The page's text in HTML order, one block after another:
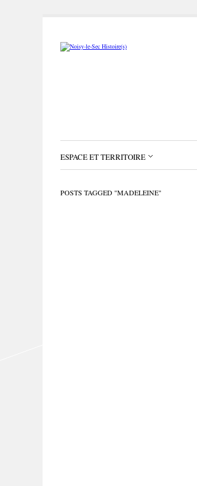
ESPACE ET TERRITOIRE
POSTS TAGGED "MADELEINE"